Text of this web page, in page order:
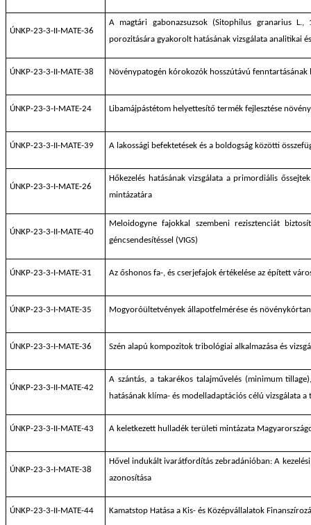
ÚNKP-23-3-II-MATE-36
A magtári gabonazsuzsok (Sitophilus granarius
porozitására gyakorolt hatásának vizsgálata analitikai
ÚNKP-23-3-II-MATE-38 Növénypatogén kórokozók hosszútávú fenntartásának
ÚNKP-23-3-I-MATE-24 Libamájpástétom helyettesítő termék fejlesztése
ÚNKP-23-3-II-MATE-39 A lakossági befektetések és a boldogság közötti
ÚNKP-23-3-I-MATE-26
Hőkezelés hatásának vizsgálata a primordiális
mintázatára
ÚNKP-23-3-II-MATE-40
Meloidogyne fajokkal szembeni rezisztenciát
géncsendesítéssel (VIGS)
ÚNKP-23-3-I-MATE-31 Az őshonos fa-, és cserjefajok értékelése az épített
ÚNKP-23-3-I-MATE-35 Mogyoróültetvények állapotfelmérése és
ÚNKP-23-3-I-MATE-36 Szén alapú kompozitok tribológiai alkalmazása és
ÚNKP-23-3-II-MATE-42
A szántás, a takarékos talajművelés (minimum
hatásának klíma- és modelladaptációs célú vizsgálata a
ÚNKP-23-3-II-MATE-43 A keletkezett hulladék területi mintázata
ÚNKP-23-3-I-MATE-38
Hővel indukált ivarátfordítás zebradánióban: A
azonosítása
ÚNKP-23-3-II-MATE-44 Kamatstop Hatása a Kis- és Középvállalatok